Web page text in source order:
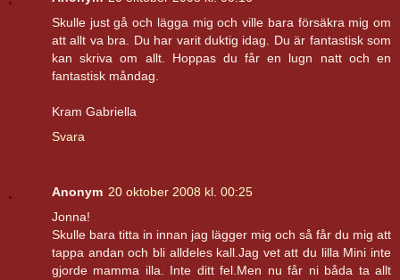
Skulle just gå och lägga mig och ville bara försäkra mig om
att allt va bra. Du har varit duktig idag. Du är fantastisk som
kan skriva om allt. Hoppas du får en lugn natt och en
fantastisk måndag.
Kram Gabriella
Svara
Anonym 20 oktober 2008 kl. 00:25
Jonna!
Skulle bara titta in innan jag lägger mig och så får du mig att
tappa andan och bli alldeles kall.Jag vet att du lilla Mini inte
gjorde mamma illa. Inte ditt fel.Men nu får ni båda ta allt